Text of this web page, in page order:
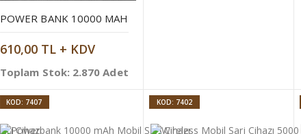
POWER BANK 10000 MAH
610,00 TL + KDV
Toplam Stok: 2.870 Adet
KOD: 7407 KOD: 7402